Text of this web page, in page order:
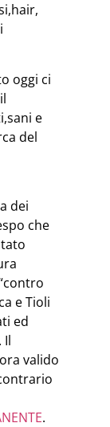
oggi ci
e
del
dei
che
e Tioli
ed
Il
valido
.